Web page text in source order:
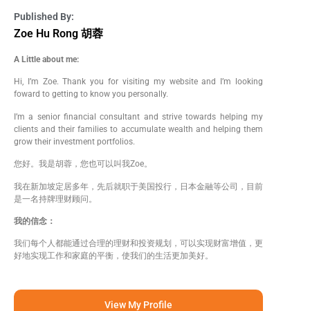
Published By:
Zoe Hu Rong 胡蓉
A Little about me:
Hi, I’m Zoe. Thank you for visiting my website and I’m looking
foward to getting to know you personally.
I’m a senior financial consultant and strive towards helping my
clients and their families to accumulate wealth and helping them
grow their investment portfolios.
您好。我是胡蓉，您也可以叫我Zoe。
我在新加坡定居多年，先后就职于美国投行，日本金融等公司，目前
是一名持牌理财顾问。
我的信念：
我们每个人都能通过合理的理财和投资规划，可以实现财富增值，更
好地实现工作和家庭的平衡，使我们的生活更加美好。
View My Profile